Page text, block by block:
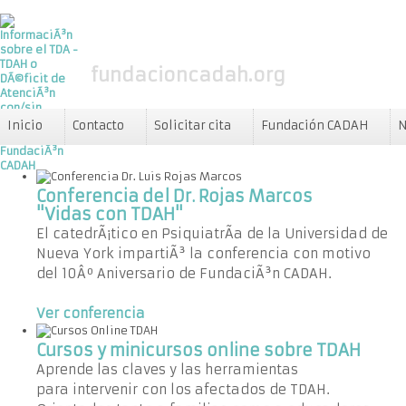
fundacioncadah.org
Inicio Contacto Solicitar cita Fundación CADAH
Conferencia del Dr. Rojas Marcos
"Vidas con TDAH"
El catedrÃ¡tico en PsiquiatrÃ­a de la Universidad de
Nueva York impartiÃ³ la conferencia con motivo
del 10Âº Aniversario de FundaciÃ³n CADAH.
Ver conferencia
Cursos y minicursos online sobre TDAH
Aprende las claves y las herramientas
para intervenir con los afectados de TDAH.